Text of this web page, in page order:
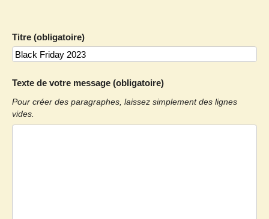
Titre (obligatoire)
Texte de votre message (obligatoire)
Pour créer des paragraphes, laissez simplement des lignes
vides.